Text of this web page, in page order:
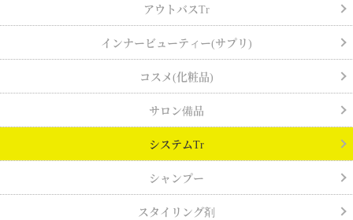
アウトバスTr
インナービューティー(サプリ)
コスメ(化粧品)
サロン備品
システムTr
シャンプー
スタイリング剤